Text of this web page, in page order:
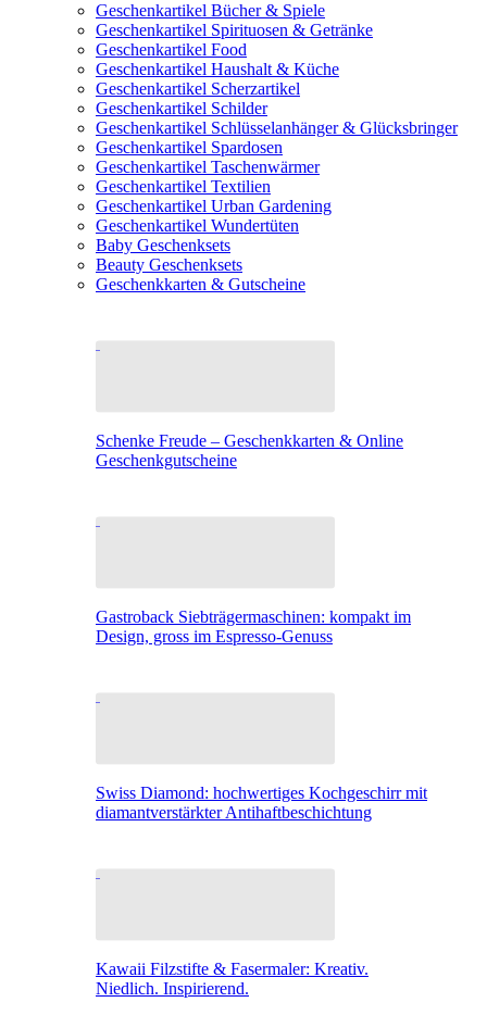
Geschenkartikel Bücher & Spiele
Geschenkartikel Spirituosen & Getränke
Geschenkartikel Food
Geschenkartikel Haushalt & Küche
Geschenkartikel Scherzartikel
Geschenkartikel Schilder
Geschenkartikel Schlüsselanhänger & Glücksbringer
Geschenkartikel Spardosen
Geschenkartikel Taschenwärmer
Geschenkartikel Textilien
Geschenkartikel Urban Gardening
Geschenkartikel Wundertüten
Baby Geschenksets
Beauty Geschenksets
Geschenkkarten & Gutscheine
Schenke Freude – Geschenkkarten & Online
Geschenkgutscheine
Gastroback Siebträgermaschinen: kompakt im
Design, gross im Espresso-Genuss
Swiss Diamond: hochwertiges Kochgeschirr mit
diamantverstärkter Antihaftbeschichtung
Kawaii Filzstifte & Fasermaler: Kreativ.
Niedlich. Inspirierend.